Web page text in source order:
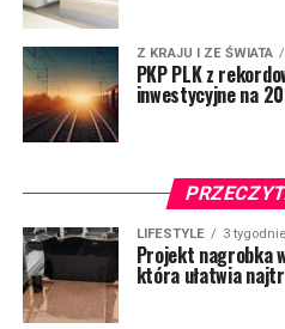
Z KRAJU I ZE ŚWIATA
PKP PLK z
inwestycyjne na
LIFESTYLE 3
Projekt nagrobka
która ułatwia